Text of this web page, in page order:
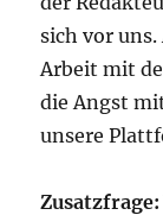
sich vor
Arbeit mit
die Angst
unsere